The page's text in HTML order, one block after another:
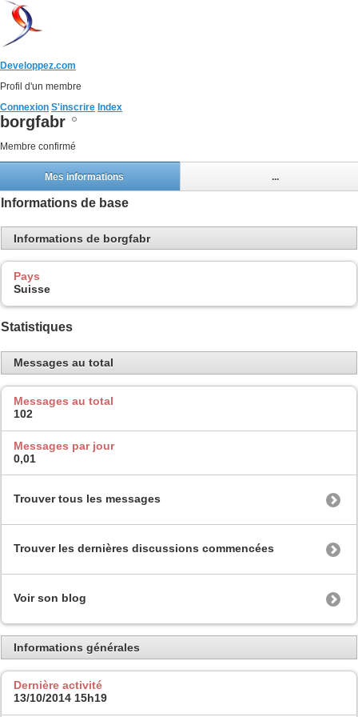
Developpez.com
Profil d'un membre
Connexion S'inscrire Index
borgfabr
Membre confirmé
Mes informations ...
Informations de base
Informations de borgfabr
Pays
Suisse
Statistiques
Messages au total
Messages au total
102
Messages par jour
0,01
Trouver tous les messages
Trouver les dernières discussions commencées
Voir son blog
Informations générales
Dernière activité
13/10/2014 15h19